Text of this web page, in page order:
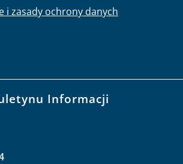
i zasady ochrony danych
Informacji